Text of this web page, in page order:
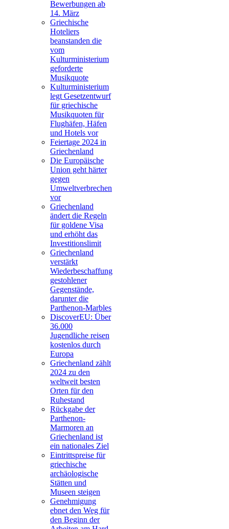
Bewerbungen ab
14. März
Griechische
Hoteliers
beanstanden die
vom
Kulturministerium
geforderte
Musikquote
Kulturministerium
legt Gesetzentwurf
für griechische
Musikquoten für
Flughäfen, Häfen
und Hotels vor
Feiertage 2024 in
Griechenland
Die Europäische
Union geht härter
gegen
Umweltverbrechen
vor
Griechenland
ändert die Regeln
für goldene Visa
und erhöht das
Investitionslimit
Griechenland
verstärkt
Wiederbeschaffung
gestohlener
Gegenstände,
darunter die
Parthenon-Marbles
DiscoverEU: Über
36.000
Jugendliche reisen
kostenlos durch
Europa
Griechenland zählt
2024 zu den
weltweit besten
Orten für den
Ruhestand
Rückgabe der
Parthenon-
Marmoren an
Griechenland ist
ein nationales Ziel
Eintrittspreise für
griechische
archäologische
Stätten und
Museen steigen
Genehmigung
ebnet den Weg für
den Beginn der